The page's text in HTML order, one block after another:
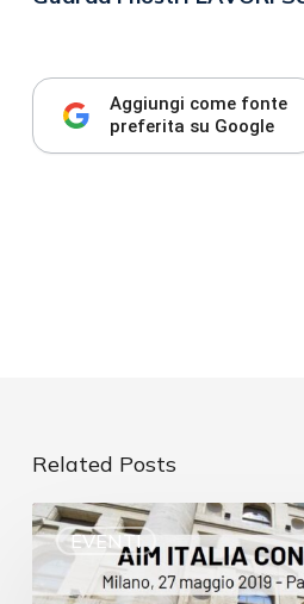
Aggiungi come fonte
preferita su Google
Related Posts
EVENTI